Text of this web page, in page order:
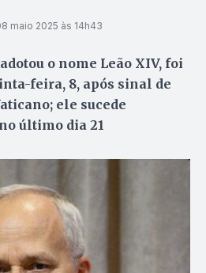
maio 2025 às 14h43
o nome Leão XIV, foi
feira, 8, após sinal de
ele sucede
último dia 21